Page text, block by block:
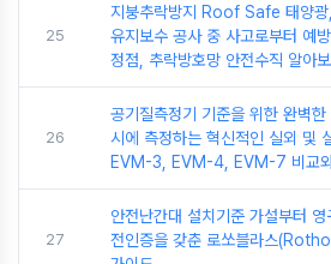
25
지붕추락방지 Roof Safe 태양광
유지보수 공사 중 사고로부터 예
정점, 추락방호망 안전수직 알아보
26
공기질측정기 기준을 위한 완벽
시에 측정하는 혁신적인 실외 및
EVM-3, EVM-4, EVM-7 비교
27
안전난간대 설치기준 가설부터
전인증을 갖춘 로쏘블라스